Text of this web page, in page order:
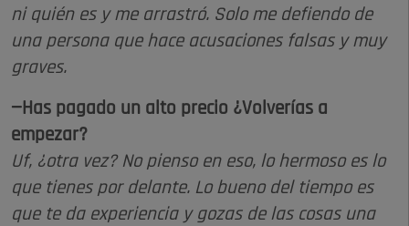
ni quién es y me arrastró. Solo me defiendo de
una persona que hace acusaciones falsas y muy
graves.
—Has pagado un alto precio ¿Volverías a
empezar?
Uf, ¿otra vez? No pienso en eso, lo hermoso es lo
que tienes por delante. Lo bueno del tiempo es
que te da experiencia y gozas de las cosas una